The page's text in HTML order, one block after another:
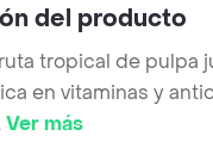
del producto
tropical de pulpa
en vitaminas y
Ver más